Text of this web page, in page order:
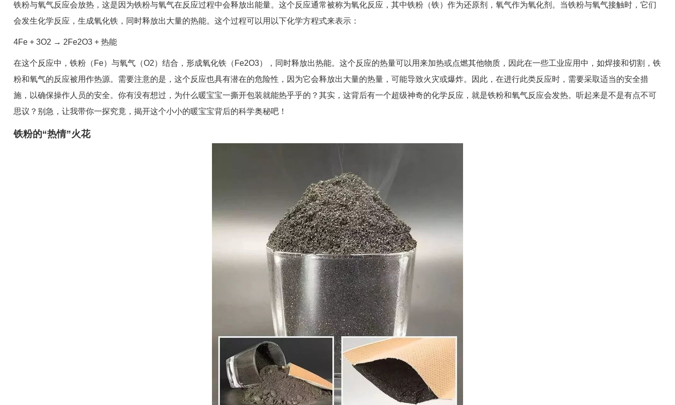
铁粉与氧气反应会放热，这是因为铁粉与氧气在反应过程中会释放出能量。这个反应通常被称为氧化反应，其中铁粉（铁）作为还原剂，氧气作为氧化剂。当铁粉与氧气接触时，它们
会发生化学反应，生成氧化铁，同时释放出大量的热能。这个过程可以用以下化学方程式来表示：
4Fe + 3O2 → 2Fe2O3 + 热能
在这个反应中，铁粉（Fe）与氧气（O2）结合，形成氧化铁（Fe2O3），同时释放出热能。这个反应的热量可以用来加热或点燃其他物质，因此在一些工业应用中，如焊接和切割，铁
粉和氧气的反应被用作热源。需要注意的是，这个反应也具有潜在的危险性，因为它会释放出大量的热量，可能导致火灾或爆炸。因此，在进行此类反应时，需要采取适当的安全措
施，以确保操作人员的安全。你有没有想过，为什么暖宝宝一撕开包装就能热乎乎的？其实，这背后有一个超级神奇的化学反应，就是铁粉和氧气反应会发热。听起来是不是有点不可
思议？别急，让我带你一探究竟，揭开这个小小的暖宝宝背后的科学奥秘吧！
铁粉的“热情”火花